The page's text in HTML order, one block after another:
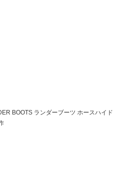
BOOTS ランダーブーツ ホースハイド